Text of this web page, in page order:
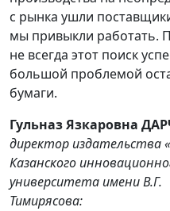
с рынка ушли
мы привыкли работать.
не всегда этот поиск
большой проблемой
бумаги.
Гульназ Язкаровна
директор издательства
Казанского
университета имени В.Г.
Тимирясова: